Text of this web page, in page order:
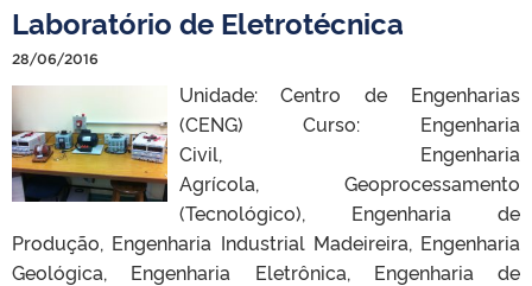
Laboratório de Eletrotécnica
28/06/2016
Unidade: Centro de Engenharias
(CENG) Curso: Engenharia
Civil, Engenharia
Agrícola, Geoprocessamento
(Tecnológico), Engenharia de
Produção, Engenharia Industrial Madeireira, Engenharia
Geológica, Engenharia Eletrônica, Engenharia de